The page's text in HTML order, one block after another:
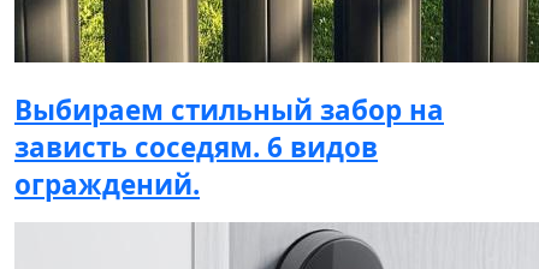
Выбираем стильный забор на
зависть соседям. 6 видов
ограждений.